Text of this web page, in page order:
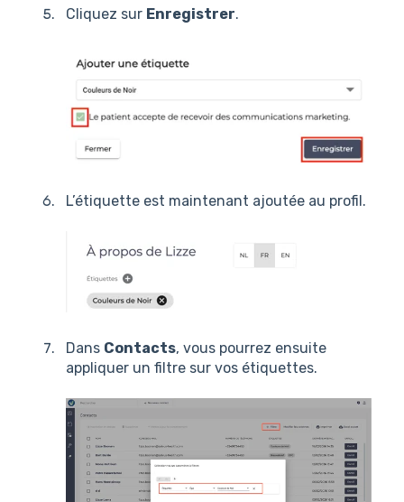
Cliquez sur Enregistrer.
L’étiquette est maintenant ajoutée au profil.
Dans Contacts, vous pourrez ensuite
appliquer un filtre sur vos étiquettes.